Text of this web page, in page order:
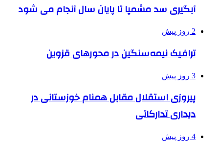
آبگیری سد مشمپا تا پایان سال آنجام می شود
2 روز پیش
ترافیک نیمه‌سنگین در محورهای قزوین
3 روز پیش
پیروزی استقلال مقابل همنام خوزستانی در
دیداری تدارکاتی
4 روز پیش